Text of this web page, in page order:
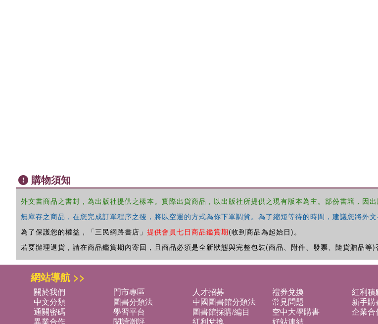
購物須知
外文書商品之書封，為出版社提供之樣本。實際出貨商品，以出版社所提供之現有版本為主。部份書籍，因
無庫存之商品，在您完成訂單程序之後，將以空運的方式為你下單調貨。為了縮短等待的時間，建議您將外
為了保護您的權益，「三民網路書店」 提供會員七日商品鑑賞期(收到商品為起始日)。
若要辦理退貨，請在商品鑑賞期內寄回，且商品必須是全新狀態與完整包裝(商品、附件、發票、隨貨贈品等)
網站導航 >>
關於我們 門市專區 人才招募 禮券兌換
紅利積
中文分類
圖書分類法 中國圖書館分類法 常見問題
新手購
通關密碼
學習平台 圖書館採購/編目 空中大學購書
企業合
異業合作
閱讀潮評 紅利兌換 好站連結